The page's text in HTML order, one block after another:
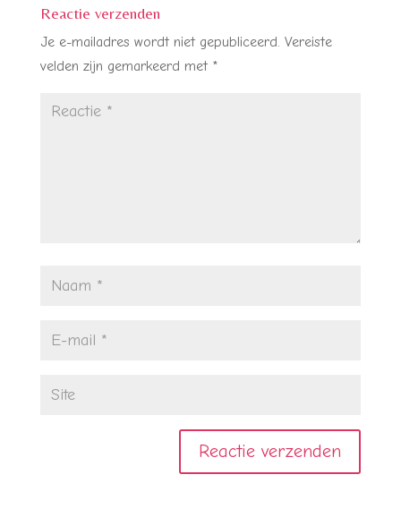
Reactie verzenden
Je e-mailadres wordt niet gepubliceerd. Vereiste
velden zijn gemarkeerd met *